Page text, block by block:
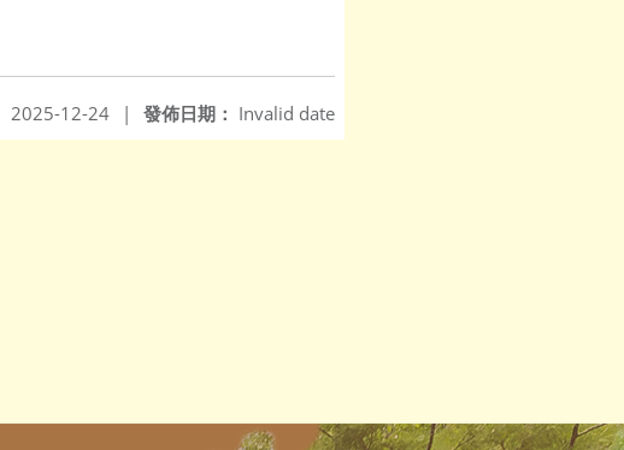
發佈日期： Invalid date
2025-12-24 |